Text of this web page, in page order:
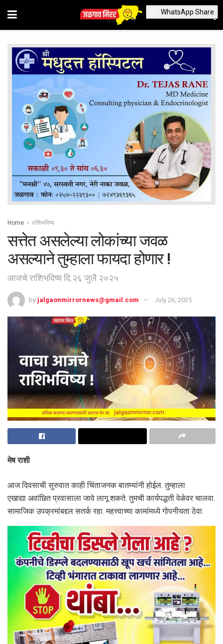
Home राशिभविष्य
सत्तेत असलेल्या लोकांच्या जवळ
असल्याने तुम्हाला फायदा होणार !
आजचे राशिभविष्य दि.२६ जुलै २०२५
by jalgaonmirrornews@gmail.com July 26, 2025
मेष राशी
आज दिवसाची सुरुवात काही चिंताजनक बातम्यांनी होईल. तुम्हाला
एखाद्या अवांछित प्रवासाला जावे लागू शकते. तुमची कार्यपद्धती वेळेवर चालवा.
सामाजिक उपक्रमांबद्दल सतर्क रहा. महत्त्वाच्या कामांमध्ये गोपनीयता ठेवा.
WhatsApp Share